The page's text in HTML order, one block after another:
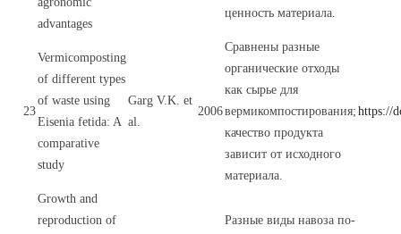
advantages
ценность материала.
23
Vermicomposting
of different types
of waste using
Eisenia fetida: A
comparative
study
Garg V.K. et
al.
2006
Сравнены разные
органические отходы
как сырье для
вермикомпостирования;
качество продукта
зависит от исходного
материала.
https://
Growth and
reproduction of
Разные виды навоза по-